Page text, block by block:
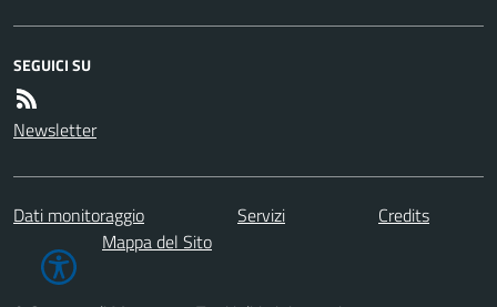
SEGUICI SU
Newsletter
Dati monitoraggio Servizi
Credits
Mappa del Sito